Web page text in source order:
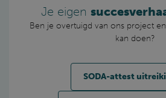
Je eigen
Ben je overtuigd van ons project
kan doen?
SODA-attest
_dc_gtm_UA-63303917-1